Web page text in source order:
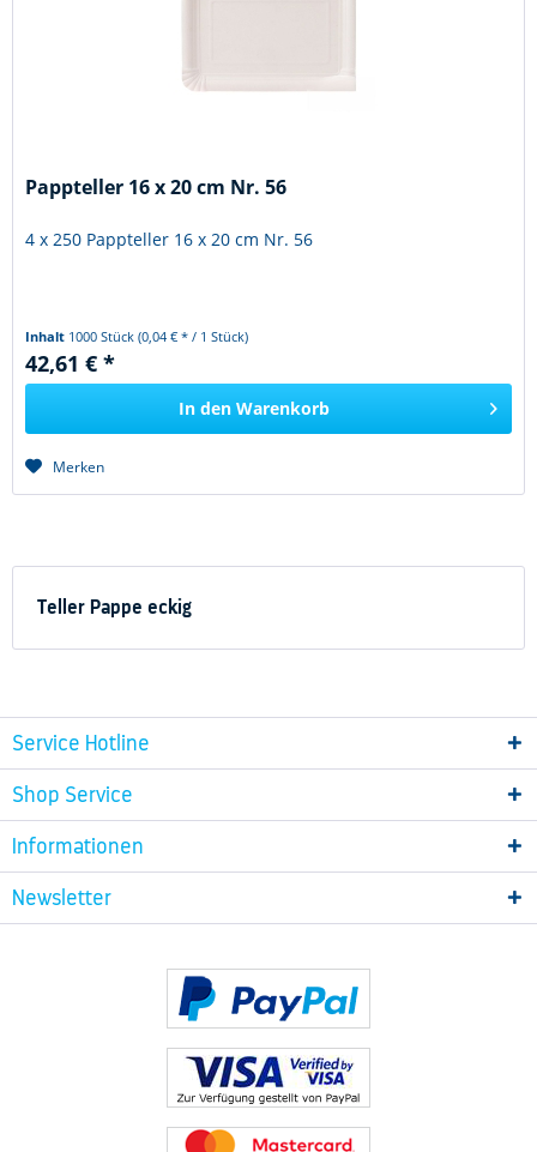
Pappteller 16 x 20 cm Nr. 56
4 x 250 Pappteller 16 x 20 cm Nr. 56
Inhalt 1000 Stück(0,04 € * / 1 Stück)
42,61 € *
In den Warenkorb
Merken
Teller Pappe eckig
Service Hotline
Shop Service
Informationen
Newsletter